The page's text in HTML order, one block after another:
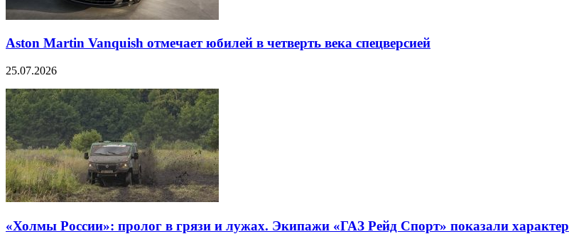
Aston Martin Vanquish отмечает юбилей в четверть века спецверсией
25.07.2026
«Холмы России»: пролог в грязи и лужах. Экипажи «ГАЗ Рейд Спорт» показали характер